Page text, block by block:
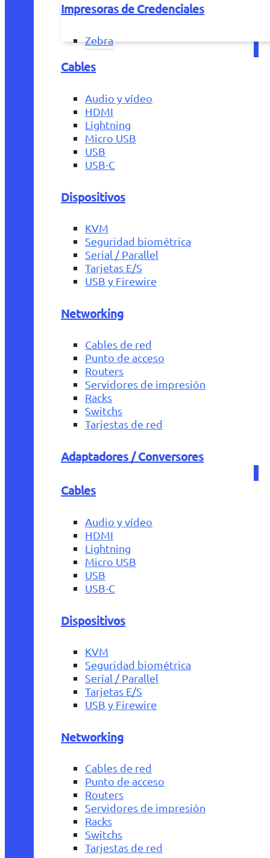
Impresoras de Credenciales
Zebra
Cables
Audio y vídeo
HDMI
Lightning
Micro USB
USB
USB-C
Dispositivos
KVM
Seguridad biométrica
Serial / Parallel
Tarjetas E/S
USB y Firewire
Networking
Cables de red
Punto de acceso
Routers
Servidores de impresión
Racks
Switchs
Tarjestas de red
Adaptadores / Conversores
Cables
Audio y vídeo
HDMI
Lightning
Micro USB
USB
USB-C
Dispositivos
KVM
Seguridad biométrica
Serial / Parallel
Tarjetas E/S
USB y Firewire
Networking
Cables de red
Punto de acceso
Routers
Servidores de impresión
Racks
Switchs
Tarjestas de red